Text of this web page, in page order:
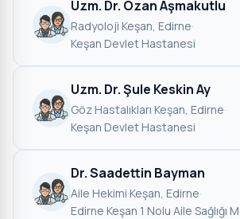
Uzm. Dr. Ozan Aşmakutlu
Radyoloji·Keşan, Edirne·
Keşan Devlet Hastanesi
Uzm. Dr. Şule Keskin Ay
Göz Hastalıkları·Keşan, Edirne·
Keşan Devlet Hastanesi
Dr. Saadettin Bayman
Aile Hekimi·Keşan, Edirne·
Edirne Keşan 1 Nolu Aile Sağlığı